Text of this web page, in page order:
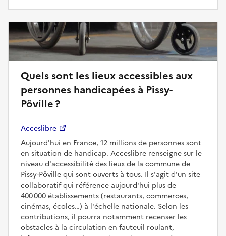
Quels sont les lieux accessibles aux
personnes handicapées à Pissy-
Pôville ?
Acceslibre
Aujourd'hui en France, 12 millions de personnes sont
en situation de handicap. Acceslibre renseigne sur le
niveau d'accessibilité des lieux de la commune de
Pissy-Pôville qui sont ouverts à tous. Il s'agit d'un site
collaboratif qui référence aujourd'hui plus de
400 000 établissements (restaurants, commerces,
cinémas, écoles…) à l'échelle nationale. Selon les
contributions, il pourra notamment recenser les
obstacles à la circulation en fauteuil roulant,